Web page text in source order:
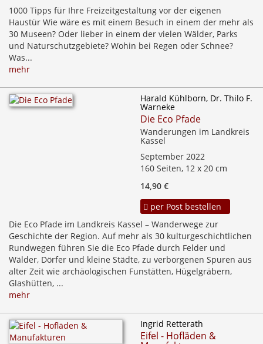
1000 Tipps für Ihre Freizeitgestaltung vor der eigenen
Haustür Wie wäre es mit einem Besuch in einem der mehr als
30 Museen? Oder lieber in einem der vielen Wälder, Parks
und Naturschutzgebiete? Wohin bei Regen oder Schnee?
Was...
mehr
Harald Kühlborn, Dr. Thilo F.
Warneke
Die Eco Pfade
Wanderungen im Landkreis
Kassel
September 2022
160 Seiten, 12 x 20 cm
14,90 €
per Post bestellen
Die Eco Pfade im Landkreis Kassel – Wanderwege zur
Geschichte der Region. Auf mehr als 30 kulturgeschichtlichen
Rundwegen führen Sie die Eco Pfade durch Felder und
Wälder, Dörfer und kleine Städte, zu verborgenen Spuren aus
alter Zeit wie archäologischen Funstätten, Hügelgräbern,
Glashütten, ...
mehr
Ingrid Retterath
Eifel - Hofläden &